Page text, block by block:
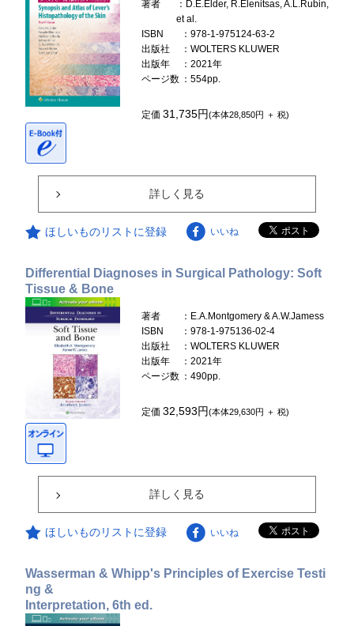
著者
：D.E.Elder, R.Elenitsas, A.L.Rubin,
et al.
ISBN
：978-1-975124-63-2
出版社
：WOLTERS KLUWER
出版年
：2021年
ページ数 ：554pp.
定価31,735円(本体28,850円 ＋ 税)
詳しく見る
ほしいものリストに登録 いいね
Differential Diagnoses in Surgical Pathology: Soft
Tissue & Bone
著者
：E.A.Montgomery & A.W.Jamess
ISBN
：978-1-975136-02-4
出版社
：WOLTERS KLUWER
出版年
：2021年
ページ数 ：490pp.
定価32,593円(本体29,630円 ＋ 税)
詳しく見る
ほしいものリストに登録 いいね
Wasserman & Whipp's Principles of Exercise Testi
ng &
Interpretation, 6th ed.